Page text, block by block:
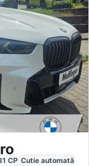
CP Cutie automată